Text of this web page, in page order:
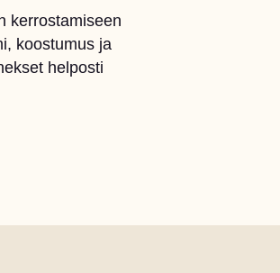
kerrostamiseen
koostumus ja
helposti